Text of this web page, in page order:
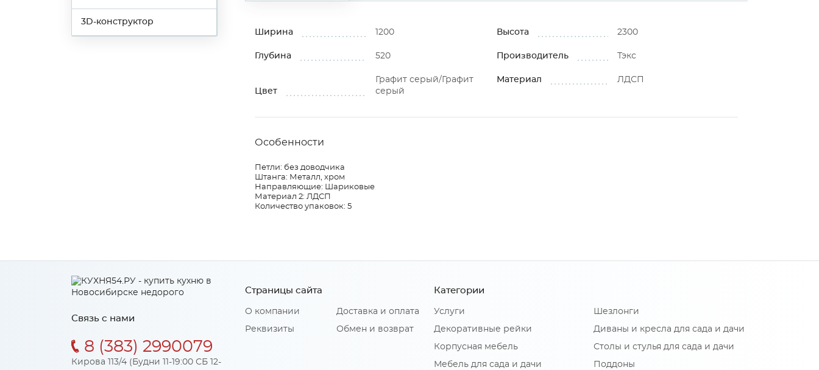
3D-конструктор
Ширина 1200 Высота 2300
Глубина 520 Производитель Тэкс
Цвет
Графит серый/Графит
серый
Материал ЛДСП
Особенности
Петли: без доводчика
Штанга: Металл, хром
Направляющие: Шариковые
Материал 2: ЛДСП
Количество упаковок: 5
Связь с нами
8 (383) 2990079
Кирова 113/4 (Будни 11-19:00 СБ 12-
Страницы сайта
О компании
Реквизиты
Доставка и оплата
Обмен и возврат
Категории
Услуги
Декоративные рейки
Корпусная мебель
Мебель для сада и дачи
Шезлонги
Диваны и кресла для сада и дачи
Столы и стулья для сада и дачи
Поддоны